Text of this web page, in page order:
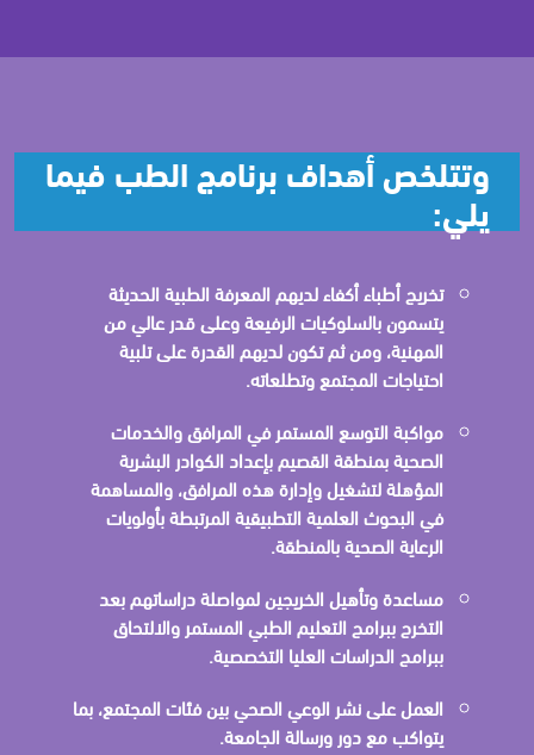
وتتلخص أهداف برنامج الطب فيما
يلي:
تخريج أطباء أكفاء لديهم المعرفة الطبية الحديثة
يتسمون بالسلوكيات الرفيعة وعلى قدر عالي من
المهنية، ومن ثم تكون لديهم القدرة على تلبية
احتياجات المجتمع وتطلعاته.
مواكبة التوسع المستمر في المرافق والخدمات
الصحية بمنطقة القصيم بإعداد الكوادر البشرية
المؤهلة لتشغيل وإدارة هذه المرافق، والمساهمة
في البحوث العلمية التطبيقية المرتبطة بأولويات
الرعاية الصحية بالمنطقة.
مساعدة وتأهيل الخريجين لمواصلة دراساتهم بعد
التخرج ببرامج التعليم الطبي المستمر والالتحاق
ببرامج الدراسات العليا التخصصية.
العمل على نشر الوعي الصحي بين فئات المجتمع، بما
يتواكب مع دور ورسالة الجامعة.